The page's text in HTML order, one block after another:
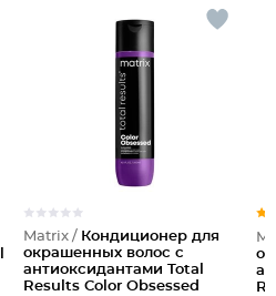
Matrix / Кондиционер для
окрашенных волос с
антиоксидантами Total
Results Color Obsessed